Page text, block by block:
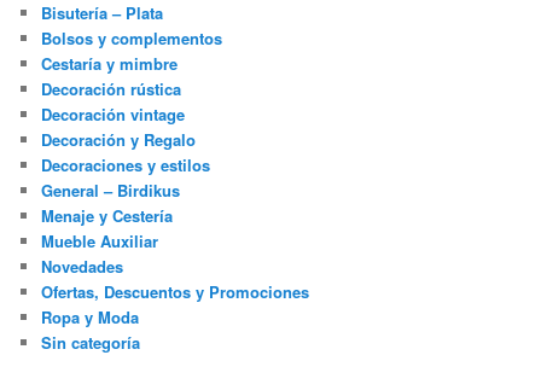
Bisutería – Plata
Bolsos y complementos
Cestaría y mimbre
Decoración rústica
Decoración vintage
Decoración y Regalo
Decoraciones y estilos
General – Birdikus
Menaje y Cestería
Mueble Auxiliar
Novedades
Ofertas, Descuentos y Promociones
Ropa y Moda
Sin categoría